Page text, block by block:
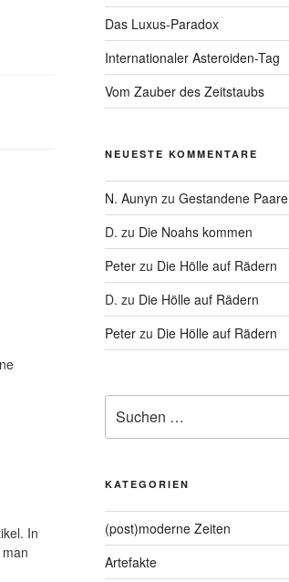
In
Das Luxus-Paradox
Internationaler Asteroiden-Tag
Vom Zauber des Zeitstaubs
NEUESTE KOMMENTARE
N. Aunyn zu Gestandene Paare
D. zu Die Noahs kommen
Peterzu Die Hölle auf Rädern
D. zu Die Hölle auf Rädern
Peterzu Die Hölle auf Rädern
nach:
KATEGORIEN
(post)moderne Zeiten
Artefakte